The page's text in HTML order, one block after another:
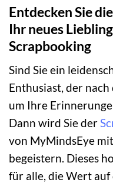
Entdecken Sie
Ihr neues
Scrapbooking
Sind Sie ein
Enthusiast, der
um Ihre
Dann wird Sie der
von MyMindsEye
begeistern. Dieses
für alle, die Wert